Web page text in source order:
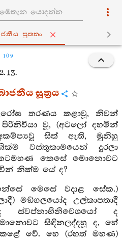
සුත‍්තං
109
2. 13.
සූත්‍රය
තරණය කළාවූ, නිවන්
වූ, (අටලෝ දහමින්
සිත් ඇති, මුනිහු
වස්තුකාමයෙන් දුරලා
කෙසේ මොනොවට
නික්ම යේ ද?
මෙසේ වදාළ සේක.)
මඞ්ගලයෝද උල්කාපතාදී
ස්වප්නාභිනිවෙශයෝ ද
සිඳිනලද්දහූ ද, හේ
වේ. හෙ (රහත් මහණ)